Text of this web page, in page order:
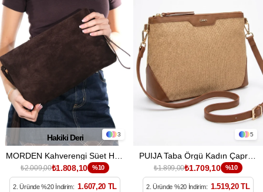
3
MORDEN Kahverengi Süet Hakiki Deri Kadın Clutch Çanta
₺2.009,00₺1.808,10 %10
2. Üründe %20 İndirim: 1.607,20 TL
Hakiki Deri 5
PUIJA Taba Örgü Kadın Çapraz Çanta
₺1.899,00₺1.709,10 %10
2. Üründe %20 İndirim: 1.519,20 TL